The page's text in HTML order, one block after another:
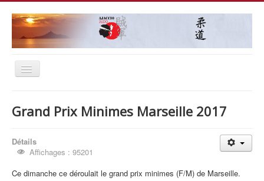
Basculer
la
Grand Prix Minimes Marseille 2017
Détails
Affichages : 95201
Ce dimanche ce déroulait le grand prix minimes (F/M) de Marseille.